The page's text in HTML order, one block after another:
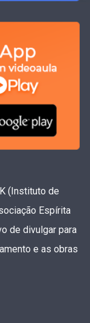
(Instituto de
Espírita
de divulgar para
e as obras